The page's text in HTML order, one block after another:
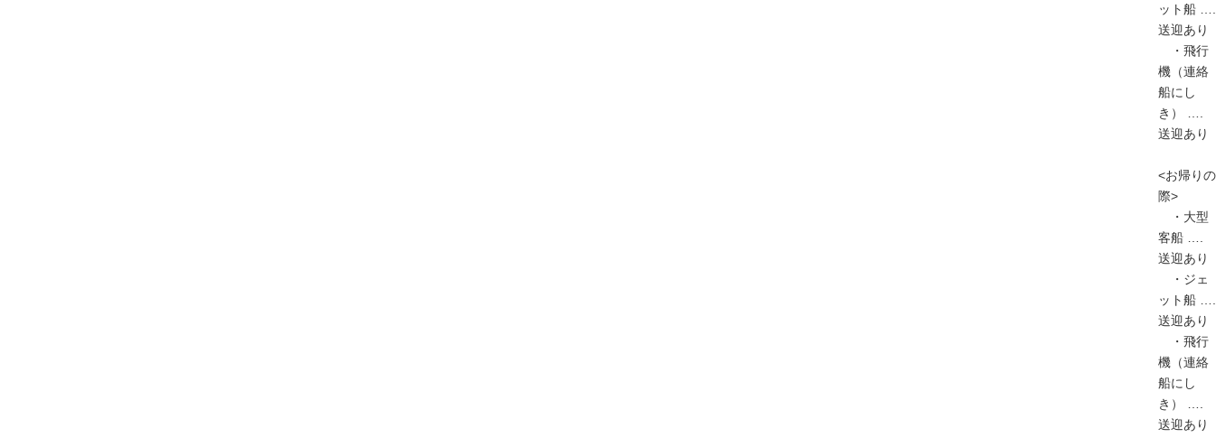
ット船 ….
送迎あり
・飛行
機（連絡
船にし
き） ….
送迎あり
<お帰りの
際>
・大型
客船 ….
送迎あり
・ジェ
ット船 ….
送迎あり
・飛行
機（連絡
船にし
き） ….
送迎あり